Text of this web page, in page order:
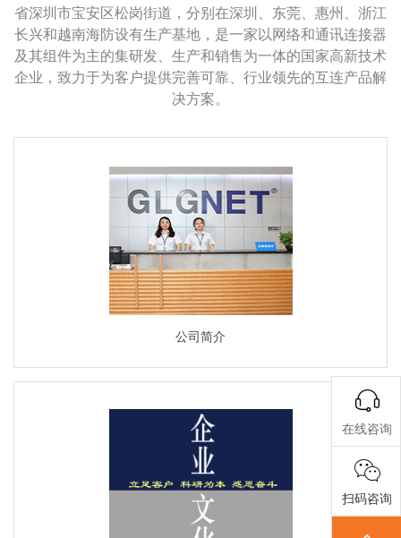
省深圳市宝安区松岗街道，分别在深圳、东莞、惠州、浙江
长兴和越南海防设有生产基地，是一家以网络和通讯连接器
及其组件为主的集研发、生产和销售为一体的国家高新技术
企业，致力于为客户提供完善可靠、行业领先的互连产品解
决方案。
公司简介
在线咨询
扫码咨询